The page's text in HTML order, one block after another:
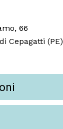
66
Cepagatti (PE)